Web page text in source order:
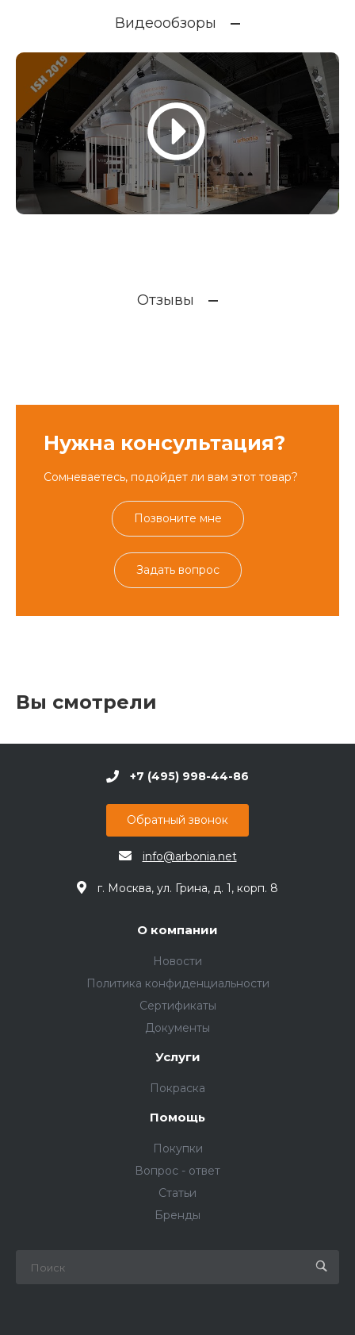
Видеообзоры
Отзывы
Нужна консультация?
Сомневаетесь, подойдет ли вам этот товар?
Позвоните мне
Задать вопрос
Вы смотрели
+7 (495) 998-44-86
Обратный звонок
info@arbonia.net
г. Москва, ул. Грина, д. 1, корп. 8
О компании
Новости
Политика конфиденциальности
Сертификаты
Документы
Услуги
Покраска
Помощь
Покупки
Вопрос - ответ
Статьи
Бренды